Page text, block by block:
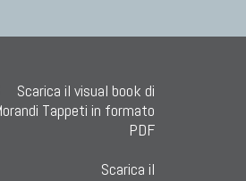
Scarica il